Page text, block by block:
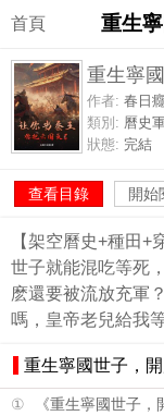
首頁 重生
重生寧
作者: 春日
類別: 曆史
狀態: 完結
查看目錄 開始
【架空曆史+種田
世子就能混吃等死
麽還要被流放充軍
嗎，皇帝老兒給我
重生寧國世子，
① 《重生寧國世子，